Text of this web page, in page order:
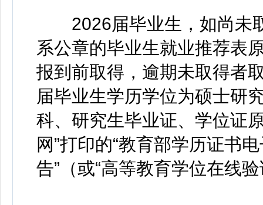
2026届毕业生，如尚未
系公章的毕业生就业推荐表
报到前取得，逾期未取得者
届毕业生学历学位为硕士研
科、研究生毕业证、学位证
网”打印的“教育部学历证书
告”（或“高等教育学位在线